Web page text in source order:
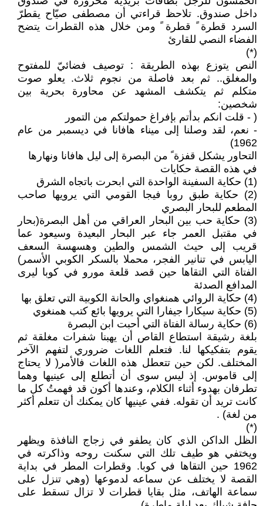
داخل صندوق. تلاحظ قراءتي أن مصطفى صيّاح يقطرّ
السرد قطرة ً قطرة ً ومن خلال هذه القطرات يتضح
الفضاء النصي للقارئ
(*)
النص يتوزع بهذه الطريقة : توصيف فضائيّ للمفتوح
والمغلق.. ثم بعد فاصلة من نجوم ثلاث. يعلو صوت
متكلم ثم يتكشف المشهد عن محاورة بحرية بين
شخصين:
( - قلت انكم بدأتم بإفراغ حمولتكم من التمور
- نعم، لقد وصلنا إلى ميناء هافانا في ديسمبر من عام
1962)
التحاور يشكل قفزة ً من البصرة إلى ليل هافانا ونهارها
في هذه القصة حكايات
(1) حكاية السفينة الواحدة التي ابحرت باتجاه الشرق
(2) حكاية طبق روبا فيجا القومي التي يرويها صاحب
المطعم للبحار البصري
(3) حكاية حب بين البحار العراقي من أهل البصرة(بحار
في مقتبل العمر جاء عبر البحار البعيدة وسيعود عما
قريب إلى حيث الشمس والطين وهسهسة السعف
اليابس في تنانير الفجر، محملا بالسكر الكوبي الأسمر)
الفتاة التي التقاها حين قصد قلعة مورو في كوبا ليرى
المدافع الصدئة
(4) حكاية الروائي همنغواي والحانة الكوبية التي تعلق بها
(5) حكاية سيكارا جيفارا التي يرويها بائع كتب همنغوي
(6) حكاية رسالة الفتاة التي أحبت ابن البصرة
بلغة رشيقة استطاع القاص أن يهبنا شفرات مغلقة ثم
يقوم بتفكيكها لنا. فتعلم اللغات ضروري لتفهم الآخر
المختلف. لكن حين تتعطل هذه اللغات فالأمر( لا يحتاج
إلى قاموس. إذ ليس سوى أن أتطلع إلى عينيها وهما
تطرفان بهدوء أثناء الكلام، وعندها أكون قد فهمتُ كل ما
كانت تريد أن تقوله. ففي عينيها كان يمكنك أن تتعلم أكثر
من لغة) .
(*)
الظل الداكن الذي كان يطفو في زجاج النافذة ويظهر
ويختفي هو طيف تلك التي سكنت روحه وذاكرته في
1962 حين التقاها في كوبا. وقطرات المطر في بداية
القصة لا يختلف عن سماعه لدموعها (وهي تنزل على
سماعة الهاتف، مثل بقايا قطرات لا تزال تسقط على